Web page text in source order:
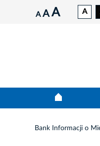
A A A A
Bank Informacji o